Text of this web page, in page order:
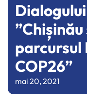
parcursul
COP26”
mai 20, 2021